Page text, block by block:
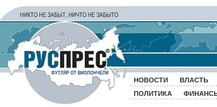
НОВОСТИ
ВЛАСТЬ
ПОЛИТИКА